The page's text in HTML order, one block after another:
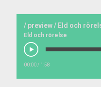
Eld och rörelse
00:00/ 1:58